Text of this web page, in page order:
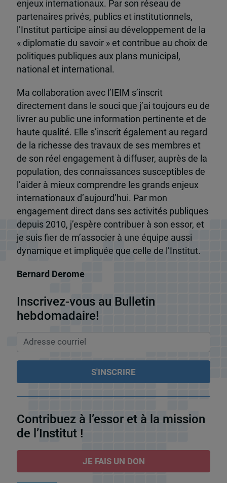
enjeux internationaux. Par son réseau de
partenaires privés, publics et institutionnels,
l’Institut participe ainsi au développement de la
« diplomatie du savoir » et contribue au choix de
politiques publiques aux plans municipal,
national et international.
Ma collaboration avec l’IEIM s’inscrit
directement dans le souci que j’ai toujours eu de
livrer au public une information pertinente et de
haute qualité. Elle s’inscrit également au regard
de la richesse des travaux de ses membres et
de son réel engagement à diffuser, auprès de la
population, des connaissances susceptibles de
l’aider à mieux comprendre les grands enjeux
internationaux d’aujourd’hui. Par mon
engagement direct dans ses activités publiques
depuis 2010, j’espère contribuer à son essor, et
je suis fier de m’associer à une équipe aussi
dynamique et impliquée que celle de l’Institut.
Bernard Derome
Inscrivez-vous au Bulletin
hebdomadaire!
Contribuez à l’essor et à la mission
de l’Institut !
JE FAIS UN DON